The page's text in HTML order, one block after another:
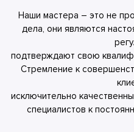
Наши мастера – это не
дела, они являются
подтверждают свою
Стремление к
исключительно
специалистов к